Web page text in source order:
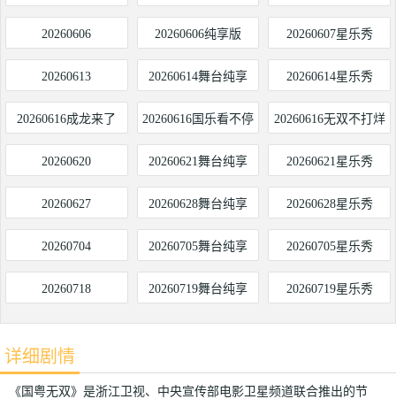
20260606 20260606纯享版 20260607星乐秀
20260613 20260614舞台纯享 20260614星乐秀
20260616成龙来了 20260616国乐看不停 20260616无双不打烊
20260620 20260621舞台纯享 20260621星乐秀
20260627 20260628舞台纯享 20260628星乐秀
20260704 20260705舞台纯享 20260705星乐秀
20260718 20260719舞台纯享 20260719星乐秀
详细剧情
《国粤无双》是浙江卫视、中央宣传部电影卫星频道联合推出的节